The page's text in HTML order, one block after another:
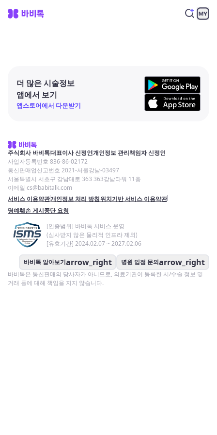
더 많은 시술정보
앱에서 보기
앱스토어에서 다운받기
주식회사 바비톡대표이사 신정인개인정보 관리책임자 신정인
사업자등록번호 836-86-02172
통신판매업신고번호 2021-서울강남-03497
서울특별시 서초구 강남대로 363 363강남타워 11층
이메일 cs@babitalk.com
서비스 이용약관개인정보 처리 방침위치기반 서비스 이용약관
명예훼손 게시중단 요청
[인증범위] 바비톡 서비스 운영
(심사받지 않은 물리적 인프라 제외)
[유효기간] 2024.02.07 ~ 2027.02.06
바비톡 알아보기arrow_right 병원 입점 문의arrow_right
바비톡은 통신판매의 당사자가 아니므로, 의료기관이 등록한 시/수술 정보 및
거래 등에 대해 책임을 지지 않습니다.